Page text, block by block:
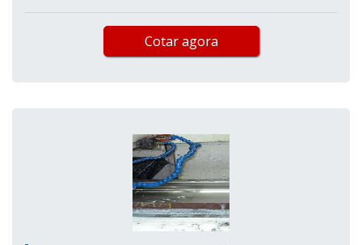
Cotar agora